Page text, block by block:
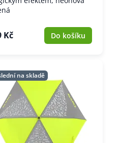
Kč Do košíku
na skladě